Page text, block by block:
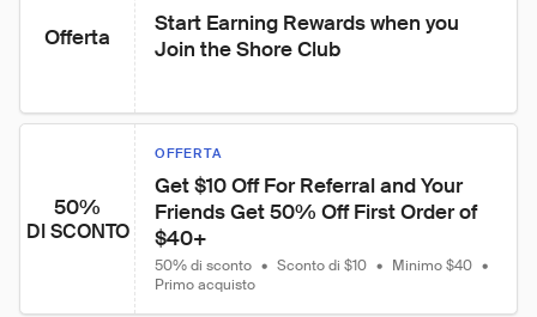
Offerta
Start Earning Rewards when you
Join the Shore Club
50%
DI SCONTO
OFFERTA
Get $10 Off For Referral and Your
Friends Get 50% Off First Order of
$40+
50% di sconto • Sconto di $10 • Minimo $40 •
Primo acquisto